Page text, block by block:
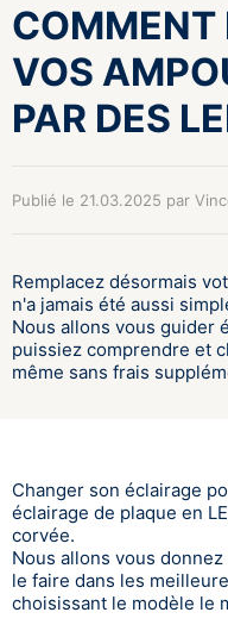
COMMENT
VOS
PAR DES
Publié le 21.03.2025 par
Remplacez désormais
n'a jamais été aussi
Nous allons vous guider
puissiez comprendre et
même sans frais
Changer son éclairage
éclairage de plaque en
corvée.
Nous allons vous
le faire dans les
choisissant le modèle le